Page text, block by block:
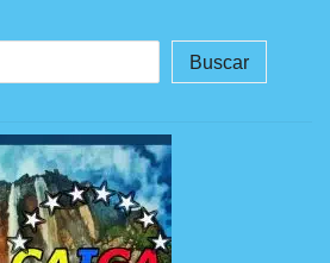
Buscar